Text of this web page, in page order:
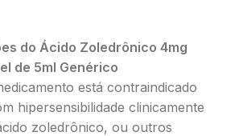
do Ácido Zoledrônico 4mg
de 5ml Genérico
está contraindicado
hipersensibilidade clinicamente
zoledrônico, ou outros